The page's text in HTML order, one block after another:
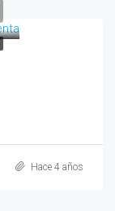
Hace 4 años